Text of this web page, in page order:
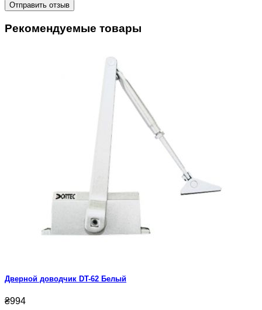
Отправить отзыв
Рекомендуемые товары
Дверной доводчик DT-62 Белый
₴994